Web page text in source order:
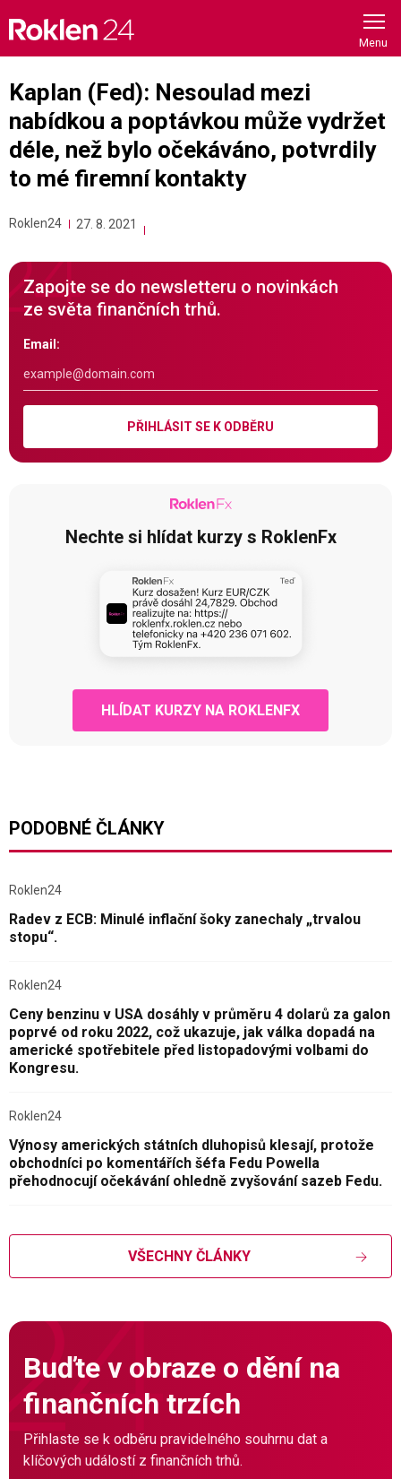
content
Kaplan (Fed): Nesoulad mezi
nabídkou a poptávkou může vydržet
déle, než bylo očekáváno, potvrdily
to mé firemní kontakty
Roklen24 27. 8. 2021
Zapojte se do newsletteru o novinkách
ze světa finančních trhů.
Email:
PŘIHLÁSIT SE K ODBĚRU
Nechte si hlídat kurzy s RoklenFx
HLÍDAT KURZY NA ROKLENFX
PODOBNÉ ČLÁNKY
Roklen24
Radev z ECB: Minulé inflační šoky zanechaly „trvalou
stopu“.
Roklen24
Ceny benzinu v USA dosáhly v průměru 4 dolarů za galon
poprvé od roku 2022, což ukazuje, jak válka dopadá na
americké spotřebitele před listopadovými volbami do
Kongresu.
Roklen24
Výnosy amerických státních dluhopisů klesají, protože
obchodníci po komentářích šéfa Fedu Powella
přehodnocují očekávání ohledně zvyšování sazeb Fedu.
VŠECHNY ČLÁNKY
Buďte v obraze o dění na
finančních trzích
Přihlaste se k odběru pravidelného souhrnu dat a
klíčových událostí z finančních trhů.